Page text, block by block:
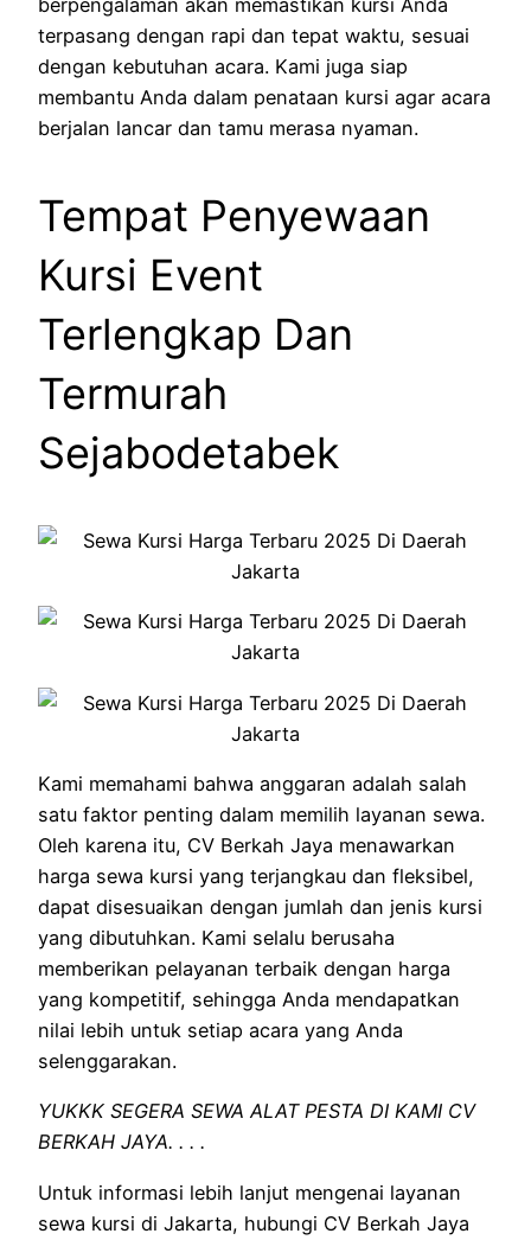
berpengalaman akan memastikan kursi Anda
terpasang dengan rapi dan tepat waktu, sesuai
dengan kebutuhan acara. Kami juga siap
membantu Anda dalam penataan kursi agar acara
berjalan lancar dan tamu merasa nyaman.
Tempat Penyewaan
Kursi Event
Terlengkap Dan
Termurah
Sejabodetabek
Kami memahami bahwa anggaran adalah salah
satu faktor penting dalam memilih layanan sewa.
Oleh karena itu, CV Berkah Jaya menawarkan
harga sewa kursi yang terjangkau dan fleksibel,
dapat disesuaikan dengan jumlah dan jenis kursi
yang dibutuhkan. Kami selalu berusaha
memberikan pelayanan terbaik dengan harga
yang kompetitif, sehingga Anda mendapatkan
nilai lebih untuk setiap acara yang Anda
selenggarakan.
YUKKK SEGERA SEWA ALAT PESTA DI KAMI CV
BERKAH JAYA. . . .
Untuk informasi lebih lanjut mengenai layanan
sewa kursi di Jakarta, hubungi CV Berkah Jaya